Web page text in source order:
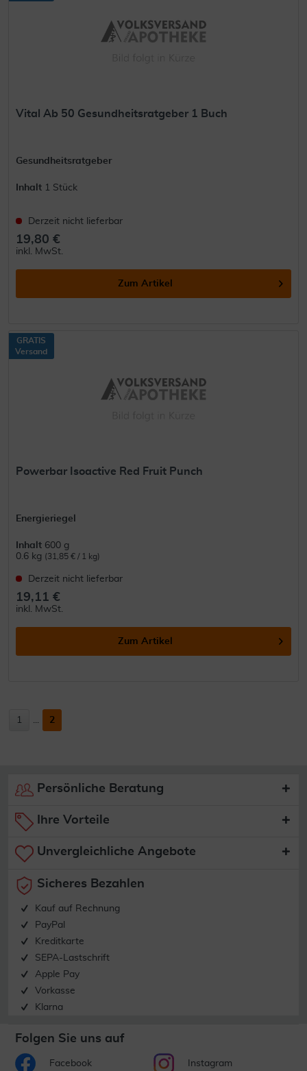
Vital Ab 50 Gesundheitsratgeber 1 Buch
Gesundheitsratgeber
Inhalt 1 Stück
Derzeit nicht lieferbar
19,80 €
inkl. MwSt.
Zum Artikel
GRATIS
Versand
Powerbar Isoactive Red Fruit Punch
Energieriegel
Inhalt 600 g
0.6 kg (31,85 € / 1 kg)
Derzeit nicht lieferbar
19,11 €
inkl. MwSt.
Zum Artikel
1 ... 2
Persönliche Beratung
Ihre Vorteile
Unvergleichliche Angebote
Sicheres Bezahlen
Kauf auf Rechnung
PayPal
Kreditkarte
SEPA-Lastschrift
Apple Pay
Vorkasse
Klarna
Folgen Sie uns auf
Facebook Instagram